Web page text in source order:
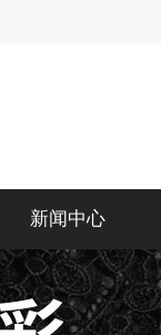
新闻中心